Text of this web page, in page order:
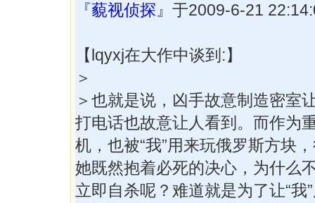
『藐视侦探 』于2009-6-21
【lqyxj在大作中谈到:】
＞
＞也就是说，凶手故意制造密室
打电话也故意让人看到。而作为
机，也被“我”用来玩俄罗斯方块
她既然抱着必死的决心，为什么
立即自杀呢？难道就是为了让“我